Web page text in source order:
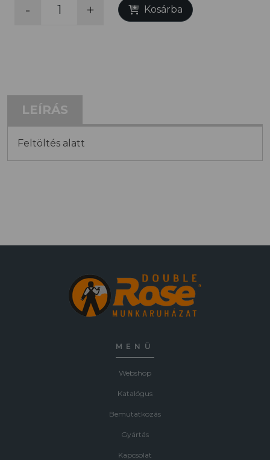
- + Kosárba
LEÍRÁS
Feltöltés alatt
MENÜ
Webshop
Katalógus
Bemutatkozás
Gyártás
Kapcsolat